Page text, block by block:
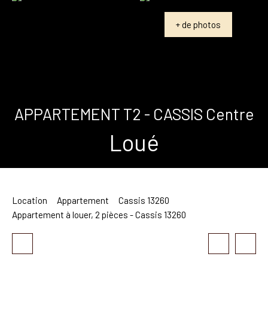
+ de photos
APPARTEMENT T2 - CASSIS Centre
Loué
Location Appartement
Cassis 13260
Appartement à louer, 2 pièces - Cassis 13260